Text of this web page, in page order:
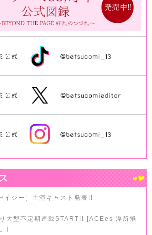
イジー］主演キャスト発表!!
大型不定期連載START!! [ACEes 浮所飛
]